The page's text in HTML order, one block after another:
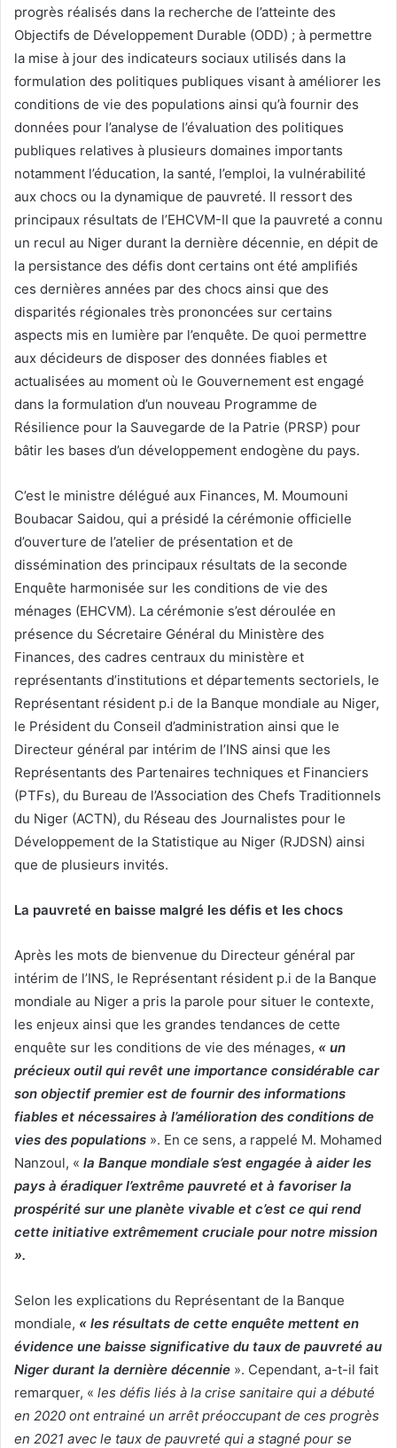
progrès réalisés dans la recherche de l’atteinte des
Objectifs de Développement Durable (ODD) ; à permettre
la mise à jour des indicateurs sociaux utilisés dans la
formulation des politiques publiques visant à améliorer les
conditions de vie des populations ainsi qu’à fournir des
données pour l’analyse de l’évaluation des politiques
publiques relatives à plusieurs domaines importants
notamment l’éducation, la santé, l’emploi, la vulnérabilité
aux chocs ou la dynamique de pauvreté. Il ressort des
principaux résultats de l’EHCVM-II que la pauvreté a connu
un recul au Niger durant la dernière décennie, en dépit de
la persistance des défis dont certains ont été amplifiés
ces dernières années par des chocs ainsi que des
disparités régionales très prononcées sur certains
aspects mis en lumière par l’enquête. De quoi permettre
aux décideurs de disposer des données fiables et
actualisées au moment où le Gouvernement est engagé
dans la formulation d’un nouveau Programme de
Résilience pour la Sauvegarde de la Patrie (PRSP) pour
bâtir les bases d’un développement endogène du pays.
C’est le ministre délégué aux Finances, M. Moumouni
Boubacar Saidou, qui a présidé la cérémonie officielle
d’ouverture de l’atelier de présentation et de
dissémination des principaux résultats de la seconde
Enquête harmonisée sur les conditions de vie des
ménages (EHCVM). La cérémonie s’est déroulée en
présence du Sécretaire Général du Ministère des
Finances, des cadres centraux du ministère et
représentants d’institutions et départements sectoriels, le
Représentant résident p.i de la Banque mondiale au Niger,
le Président du Conseil d’administration ainsi que le
Directeur général par intérim de l’INS ainsi que les
Représentants des Partenaires techniques et Financiers
(PTFs), du Bureau de l’Association des Chefs Traditionnels
du Niger (ACTN), du Réseau des Journalistes pour le
Développement de la Statistique au Niger (RJDSN) ainsi
que de plusieurs invités.
La pauvreté en baisse malgré les défis et les chocs
Après les mots de bienvenue du Directeur général par
intérim de l’INS, le Représentant résident p.i de la Banque
mondiale au Niger a pris la parole pour situer le contexte,
les enjeux ainsi que les grandes tendances de cette
enquête sur les conditions de vie des ménages, « un
précieux outil qui revêt une importance considérable car
son objectif premier est de fournir des informations
fiables et nécessaires à l’amélioration des conditions de
vies des populations ». En ce sens, a rappelé M. Mohamed
Nanzoul, « la Banque mondiale s’est engagée à aider les
pays à éradiquer l’extrême pauvreté et à favoriser la
prospérité sur une planète vivable et c’est ce qui rend
cette initiative extrêmement cruciale pour notre mission
».
Selon les explications du Représentant de la Banque
mondiale, « les résultats de cette enquête mettent en
évidence une baisse significative du taux de pauvreté au
Niger durant la dernière décennie ». Cependant, a-t-il fait
remarquer, « les défis liés à la crise sanitaire qui a débuté
en 2020 ont entrainé un arrêt préoccupant de ces progrès
en 2021 avec le taux de pauvreté qui a stagné pour se